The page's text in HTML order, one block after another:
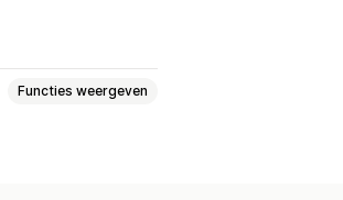
Functies weergeven